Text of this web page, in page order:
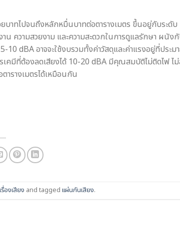
าทไปจนถึงหลักหมื่นบาทต่อตารางเมตร ขึ้นอยู่กับระดับ
าน ความสวยงาม และความสะดวกในการดูแลรักษา ผนัง
10 dBA อาจจะใช้งบรวมทั้งค่าวัสดุและค่าแรงอยู่ที่ประ
คมีที่ต้องลดเสียงได้ 10-20 dBA มีคุณสมบัติไม่ติดไฟ ไ
ารางเมตรได้เหมือนกัน
องเสียง and taggedแผ่นกันเสียง.